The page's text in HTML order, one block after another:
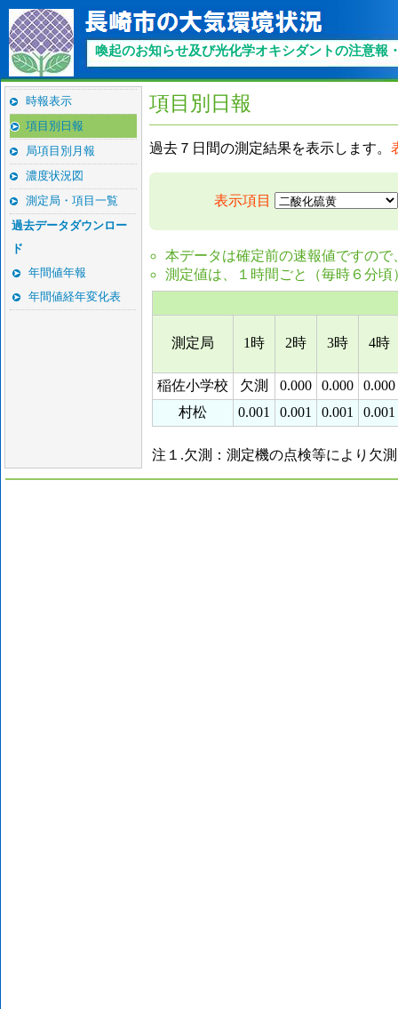
時報表示
項目別日報
局項目別月報
濃度状況図
測定局・項目一覧
過去データダウンロー
ド
年間値年報
年間値経年変化表
項目別日報
過去７日間の測定結果を表示します。
表示項目
本データは確定前の速報値ですの
測定値は、１時間ごと（毎時６分頃
測定局 1時 2時 3時 4時
稲佐小学校 欠測 0.000 0.000
0.000
村松
0.001 0.001 0.001 0.001
注１.欠測：測定機の点検等により欠